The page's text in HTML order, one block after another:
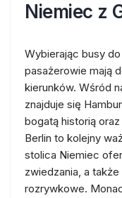
Niemiec z
Wybierając busy
pasażerowie mają
kierunków. Wśród
znajduje się
bogatą historią
Berlin to kolejny
stolica Niemiec
zwiedzania, a
rozrywkowe.